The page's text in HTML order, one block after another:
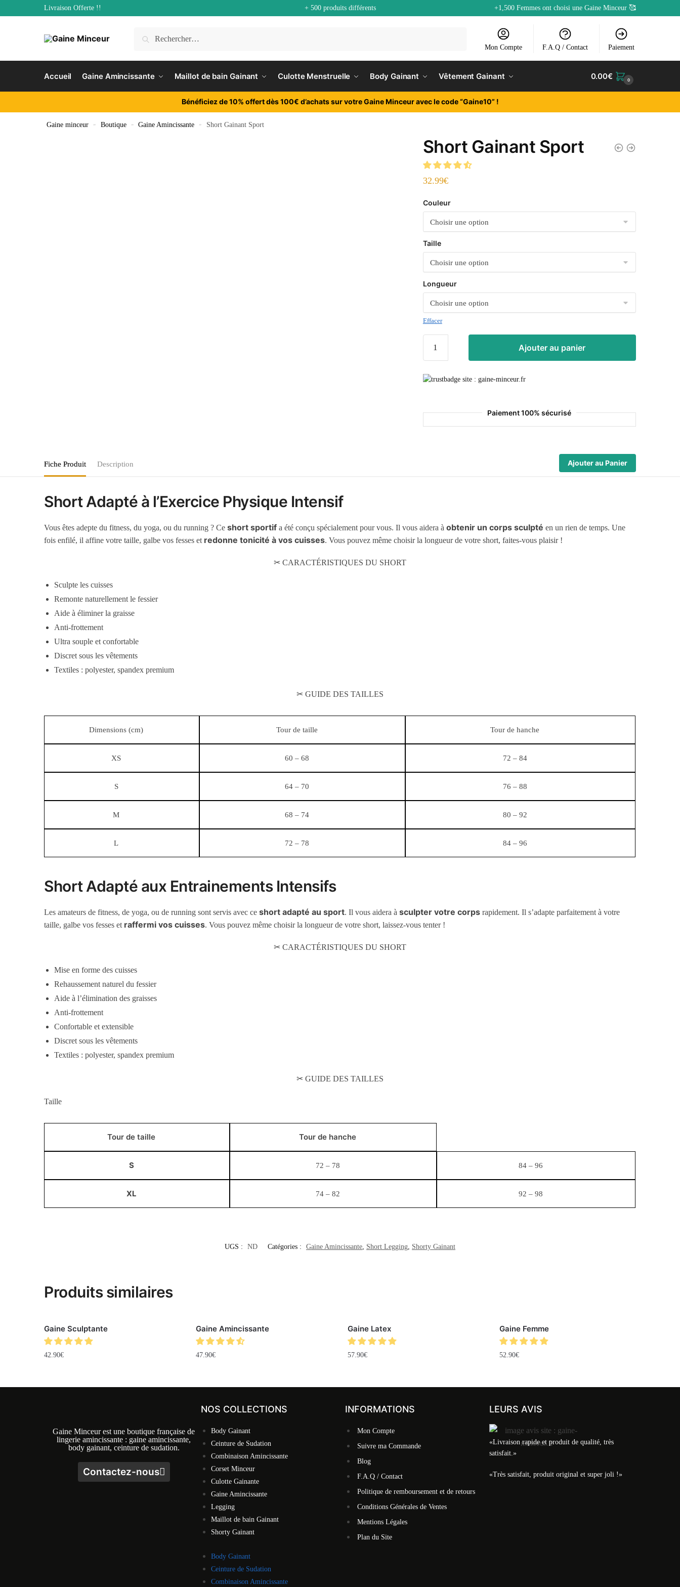
Livraison Offerte !! + 500 produits différents +1,500 Femmes ont choisi une Gaine Minceur 🥰
Mon Compte F.A.Q / Contact Paiement
Accueil Gaine Amincissante Maillot de bain Gainant Culotte Menstruelle Body Gainant Vêtement Gainant 0.00€ 0
Bénéficiez de 10% offert dès 100€ d’achats sur votre Gaine Minceur avec le code “Gaine10” !
Gaine minceur » Boutique » Gaine Amincissante » Short Gainant Sport
Short Gainant Sport
32.99€
Couleur
Taille
Longueur
Effacer
Ajouter au panier
Paiement 100% sécurisé
Fiche Produit Description Ajouter au Panier
Short Adapté à l’Exercice Physique Intensif
Vous êtes adepte du fitness, du yoga, ou du running ? Ceshort sportif a été conçu spécialement pour vous. Il vous aidera àobtenir un corps sculpté en un rien de temps. Une
fois enfilé, il affine votre taille, galbe vos fesses et redonne tonicité à vos cuisses. Vous pouvez même choisir la longueur de votre short, faites-vous plaisir !
✂ CARACTÉRISTIQUES DU SHORT
Sculpte les cuisses
Remonte naturellement le fessier
Aide à éliminer la graisse
Anti-frottement
Ultra souple et confortable
Discret sous les vêtements
Textiles : polyester, spandex premium
✂ GUIDE DES TAILLES
Dimensions (cm) Tour de taille Tour de hanche
XS 60 – 68 72 – 84
S 64 – 70 76 – 88
M 68 – 74 80 – 92
L 72 – 78 84 – 96
Short Adapté aux Entrainements Intensifs
Les amateurs de fitness, de yoga, ou de running sont servis avec ceshort adapté au sport. Il vous aidera àsculpter votre corps rapidement. Il s’adapte parfaitement à votre
taille, galbe vos fesses et raffermi vos cuisses. Vous pouvez même choisir la longueur de votre short, laissez-vous tenter !
✂ CARACTÉRISTIQUES DU SHORT
Mise en forme des cuisses
Rehaussement naturel du fessier
Aide à l’élimination des graisses
Anti-frottement
Confortable et extensible
Discret sous les vêtements
Textiles : polyester, spandex premium
✂ GUIDE DES TAILLES
Taille
Tour de taille Tour de hanche
S 72 – 78 84 – 96
XL 74 – 82 92 – 98
UGS : ND Catégories : Gaine Amincissante, Short Legging, Shorty Gainant
Produits similaires
Gaine Sculptante
42.90€
Gaine Amincissante
47.90€
Gaine Latex
57.90€
Gaine Femme
52.90€
Gaine Minceur est une boutique française de
lingerie amincissante : gaine amincissante,
body gainant, ceinture de sudation.
Contactez-nous
NOS COLLECTIONS
Body Gainant
Ceinture de Sudation
Combinaison Amincissante
Corset Minceur
Culotte Gainante
Gaine Amincissante
Legging
Maillot de bain Gainant
Shorty Gainant
Body Gainant
Ceinture de Sudation
Combinaison Amincissante
INFORMATIONS
Mon Compte
Suivre ma Commande
Blog
F.A.Q / Contact
Politique de remboursement et de retours
Conditions Générales de Ventes
Mentions Légales
Plan du Site
LEURS AVIS
«Livraison rapide et produit de qualité, très
satisfait.»
«Très satisfait, produit original et super joli !»